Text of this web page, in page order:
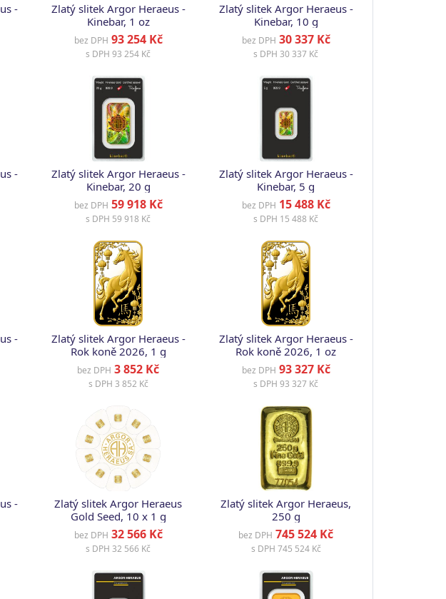
-
Zlatý slitek Argor Heraeus -
Kinebar, 1 oz
bez DPH 93 254 Kč
s DPH 93 254 Kč
Zlatý slitek Argor Heraeus -
Kinebar, 10 g
bez DPH 30 337 Kč
s DPH 30 337 Kč
-
Zlatý slitek Argor Heraeus -
Kinebar, 20 g
bez DPH 59 918 Kč
s DPH 59 918 Kč
Zlatý slitek Argor Heraeus -
Kinebar, 5 g
bez DPH 15 488 Kč
s DPH 15 488 Kč
-
Zlatý slitek Argor Heraeus -
Rok koně 2026, 1 g
bez DPH 3 852 Kč
s DPH 3 852 Kč
Zlatý slitek Argor Heraeus -
Rok koně 2026, 1 oz
bez DPH 93 327 Kč
s DPH 93 327 Kč
-
Zlatý slitek Argor Heraeus
Gold Seed, 10 x 1 g
bez DPH 32 566 Kč
s DPH 32 566 Kč
Zlatý slitek Argor Heraeus,
250 g
bez DPH 745 524 Kč
s DPH 745 524 Kč